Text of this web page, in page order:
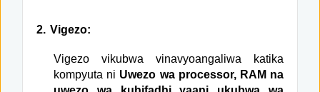
2. Vigezo:
Vigezo vikubwa vinavyoangaliwa katika
kompyuta ni Uwezo wa processor, RAM na